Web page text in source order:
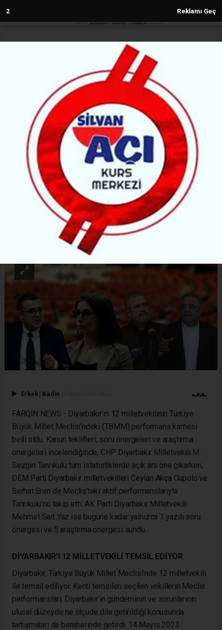
1 Reklamı Geç
Diyarbakır milletvekillerinin Meclis
karnesi belli oldu: Kim daha aktif
DIYARBAKIR
(GEG) - Güneydoğuekspres Gazetesi | 21.08.2025 - 14:51, Güncelleme:
21.08.2025 - 14:51
5678+ kez okundu.
Diyarbakır'ı Ankara'da temsil eden 12 milletvekilinin
Meclis karnesi belli oldu. İstatistiklere göre, CHP'li
Sezgin Tanrıkulu ilk sırada yer aldı.
ABONE OL
Erkek | Kadın
FARQİN NEWS - Diyarbakır’ın 12 milletvekilinin Türkiye
Büyük Millet Meclisi’ndeki (TBMM) performans karnesi
belli oldu. Kanun teklifleri, soru önergeleri ve araştırma
önergeleri incelendiğinde, CHP Diyarbakır Milletvekili M.
Sezgin Tanrıkulu tüm istatistiklerde açık ara öne çıkarken,
DEM Parti Diyarbakır milletvekilleri Ceylan Akça Cupolo ve
Serhat Eren de Meclis’teki aktif performanslarıyla
Tanrıkulu’nu takip etti. AK Parti Diyarbakır Milletvekili
Mehmet Sait Yaz ise bugüne kadar yalnızca 1 yazılı soru
önergesi ve 5 araştırma önergesi sundu.
DİYARBAKIR'I 12 MİLLETVEKİLİ TEMSİL EDİYOR
Diyarbakır, Türkiye Büyük Millet Meclisi’nde 12 milletvekili
ile temsil ediliyor. Kenti temsilen seçilen vekillerin Meclis
performansları, Diyarbakır’ın gündeminin ve sorunlarının
ulusal düzeyde ne ölçüde dile getirildiği konusunda
tartışmaları da beraberinde getirdi. 14 Mayıs 2023